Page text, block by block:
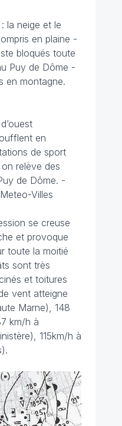
: la neige et le
en plaine -
bloqués toute
Puy de Dôme -
en montagne.
en
de sport
relève des
de Dôme. -
Meteo-Villes
se creuse
et provoque
toute la moitié
sont très
et toitures
vent atteigne
Marne), 148
km/h à
115km/h à